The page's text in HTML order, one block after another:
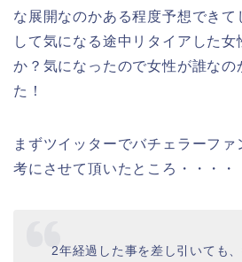
な展開なのかある程度予想でき
して気になる途中リタイアした女
か？気になったので女性が誰なの
た！
まずツイッターでバチェラーファ
考にさせて頂いたところ・・・・
2年経過した事を差し引いても